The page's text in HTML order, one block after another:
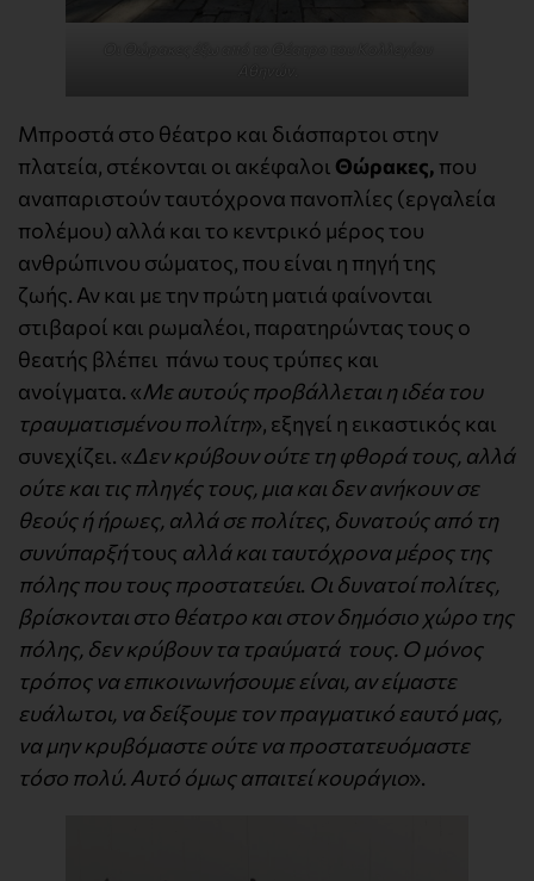
Μπροστά στο θέατρο και διάσπαρτοι στην
πλατεία, στέκονται οι ακέφαλοι Θώρακες, που
αναπαριστούν ταυτόχρονα πανοπλίες (εργαλεία
πολέμου) αλλά και το κεντρικό μέρος του
ανθρώπινου σώματος, που είναι η πηγή της
ζωής. Αν και με την πρώτη ματιά φαίνονται
στιβαροί και ρωμαλέοι, παρατηρώντας τους ο
θεατής βλέπει πάνω τους τρύπες και
ανοίγματα. «Με αυτούς προβάλλεται η ιδέα του
τραυματισμένου πολίτη», εξηγεί η εικαστικός και
συνεχίζει. «Δεν κρύβουν ούτε τη φθορά τους, αλλά
ούτε και τις πληγές τους, μια και δεν ανήκουν σε
θεούς ή ήρωες, αλλά σε πολίτες, δυνατούς από τη
συνύπαρξήτους αλλά και ταυτόχρονα μέρος της
πόλης που τους προστατεύει. Οι δυνατοί πολίτες,
βρίσκονται στο θέατρο και στον δημόσιο χώρο της
πόλης, δεν κρύβουν τα τραύματά τους. Ο μόνος
τρόπος να επικοινωνήσουμε είναι, αν είμαστε
ευάλωτοι, να δείξουμε τον πραγματικό εαυτό μας,
να μην κρυβόμαστε ούτε να προστατευόμαστε
τόσο πολύ. Αυτό όμως απαιτεί κουράγιο».